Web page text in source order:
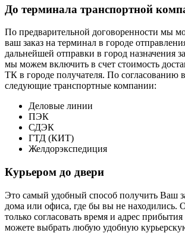
До терминала транспортной
По предварительной договоренности мы
ваш заказ на терминал в городе
дальнейшей отправки в город назначения
мы можем включить в счет стоимость
ТК в городе получателя. По согласованию
следующие транспортные компании:
Деловые линии
ПЭК
СДЭК
ГТД (КИТ)
Желдорэкспедиция
Курьером до двери
Это самый удобный способ получить Ваш
дома или офиса, где бы вы не находились.
только согласовать время и адрес
можете выбрать любую удобную